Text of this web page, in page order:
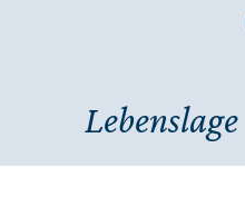
Lebenslage